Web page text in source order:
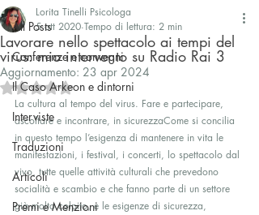
All Posts
Conferenze e convegni
Il Caso Arkeon e dintorni
Interviste
Traduzioni
Articoli
Premi e Menzioni
Lavorare nello spettacolo ai tempi del
virus: mio intervento su Radio Rai 3
Lorita Tinelli Psicologa
5 ott 2020 Tempo di lettura: 2 min
Aggiornamento: 23 apr 2024
Valutazione NaN stelle su 5.
La cultura al tempo del virus. Fare e partecipare,
ascoltare e incontrare, in sicurezzaCome si concilia
in questo tempo l’esigenza di mantenere in vita le
manifestazioni, i festival, i concerti, lo spettacolo dal
vivo, tutte quelle attività culturali che prevedono
socialità e scambio e che fanno parte di un settore
già molto colpito, e le esigenze di sicurezza,